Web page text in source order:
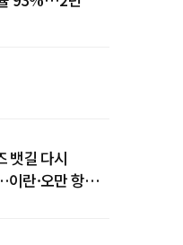
뱃길 다시
란·오만 항로